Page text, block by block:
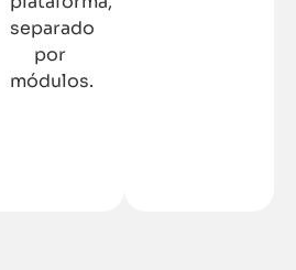
separado
por
módulos.